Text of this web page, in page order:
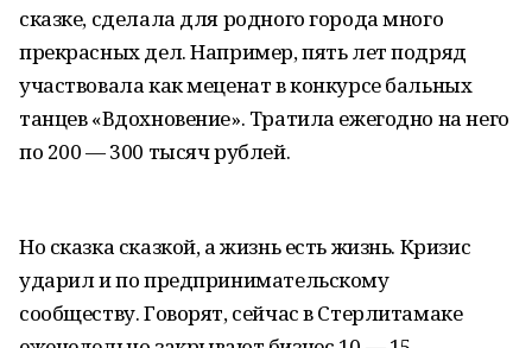
сказке, сделала для родного города много
прекрасных дел. Например, пять лет подряд
участвовала как меценат в конкурсе бальных
танцев «Вдохновение». Тратила ежегодно на него
по 200 — 300 тысяч рублей.
Но сказка сказкой, а жизнь есть жизнь. Кризис
ударил и по предпринимательскому
сообществу. Говорят, сейчас в Стерлитамаке